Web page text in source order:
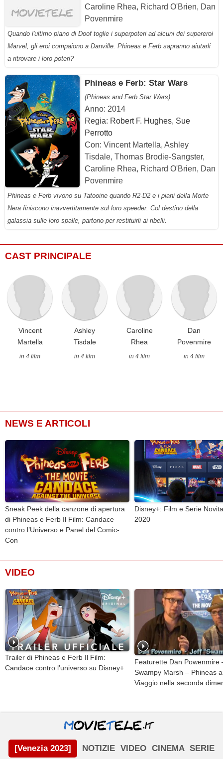
Caroline Rhea, Richard O'Brien, Dan
Povenmire
Quando l'ultimo piano di Doof toglie i superpoteri ad alcuni dei supereroi
Marvel, gli eroi compaiono a Danville. Phineas e Ferb sapranno aiutarli
a ritrovare i loro poteri?
Phineas e Ferb: Star Wars
(Phineas and Ferb Star Wars)
Anno: 2014
Regia: Robert F. Hughes, Sue
Perrotto
Con: Vincent Martella, Ashley
Tisdale, Thomas Brodie-Sangster,
Caroline Rhea, Richard O'Brien, Dan
Povenmire
Phineas e Ferb vivono su Tatooine quando R2-D2 e i piani della Morte
Nera finiscono inavvertitamente sul loro speeder. Col destino della
galassia sulle loro spalle, partono per restituirli ai ribelli.
CAST PRINCIPALE
Vincent
Martella
in 4 film
Ashley
Tisdale
in 4 film
Caroline
Rhea
in 4 film
Dan
Povenmire
in 4 film
NEWS E ARTICOLI
Sneak Peek della canzone di apertura
di Phineas e Ferb Il Film: Candace
contro l’Universo e Panel del Comic-
Con
Disney+: Film e Serie
2020
VIDEO
Trailer di Phineas e Ferb Il Film:
Candace contro l’universo su Disney+
Featurette Dan Powenmire
Swampy Marsh – Phineas
Viaggio nella seconda
[Venezia 2023] NOTIZIE VIDEO CINEMA SERIE